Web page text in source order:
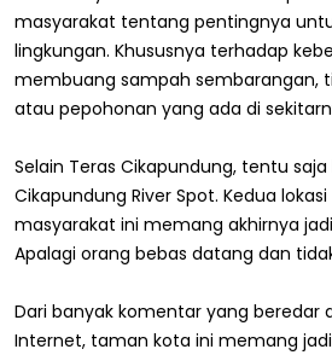
masyarakat tentang pentingnya
lingkungan. Khususnya terhadap
membuang sampah sembarangan,
atau pepohonan yang ada di
Selain Teras Cikapundung, tentu
Cikapundung River Spot. Kedua
masyarakat ini memang akhirnya
Apalagi orang bebas datang dan
Dari banyak komentar yang beredar
Internet, taman kota ini memang